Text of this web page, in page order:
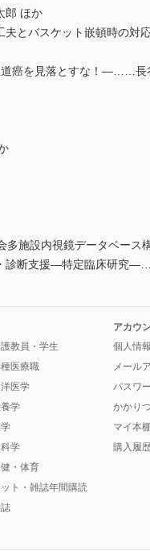
郎 ほか
とバスケット嵌頓時の
癌を見落とすな！―……長
施設内視鏡データベー
診断支援―特定臨床研究
教員・学生
医療職
医学
学
学
・体育
ト・雑誌年間購読
アカウ
個人情
メール
パスワ
かかり
マイ本棚
購入履